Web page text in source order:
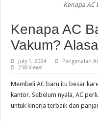
Kenapa AC
Kenapa AC
Vakum?
July 1, 2024 Pengenalan
258 Views
Membeli AC baru itu besar
kantor. Sebelum nyala, AC
untuk kinerja terbaik dan